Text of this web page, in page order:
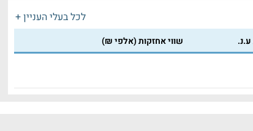
לכל בעלי העניין +
שווי אחזקות (אלפי ₪)